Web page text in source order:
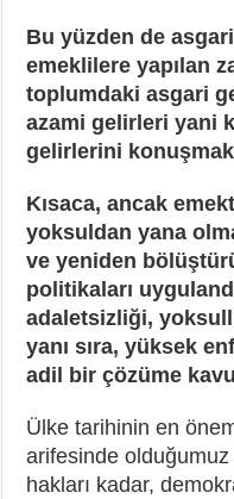
Bu yüzden de
emeklilere yapılan
toplumdaki asgari
azami gelirleri yani
gelirlerini
Kısaca, ancak
yoksuldan yana
ve yeniden
politikaları
adaletsizliği,
yanı sıra, yüksek
adil bir çözüme
Ülke tarihinin en
arifesinde
hakları kadar,